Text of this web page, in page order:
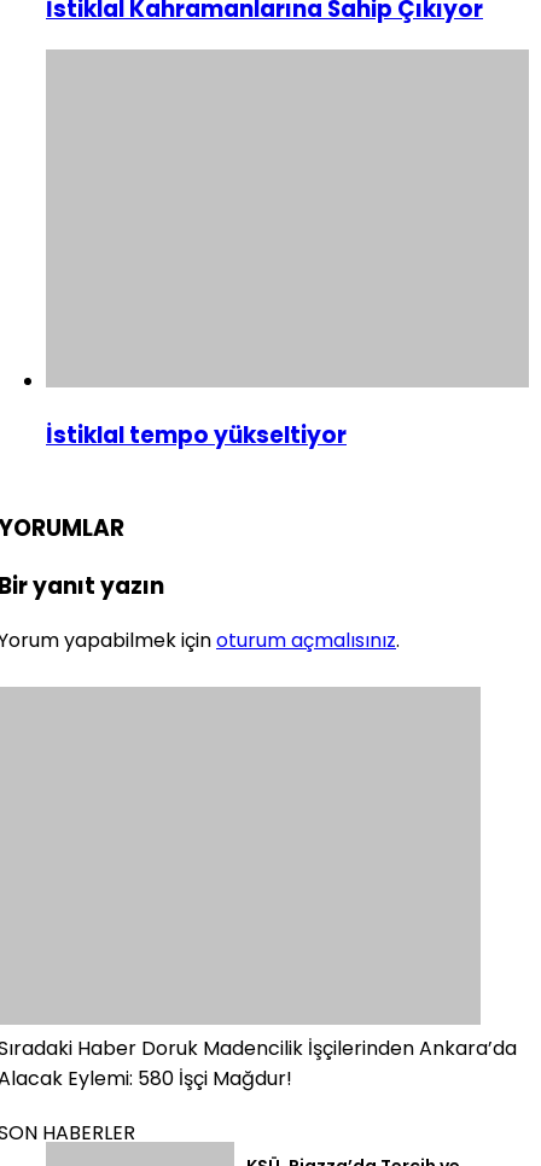
İstiklal Kahramanlarına Sahip Çıkıyor
İstiklal tempo yükseltiyor
yanıt yazın
yapabilmek içinoturum açmalısınız.
Haber Doruk Madencilik İşçilerinden Ankara’da
Eylemi: 580 İşçi Mağdur!
HABERLER